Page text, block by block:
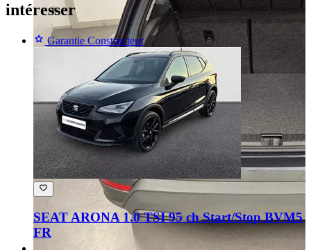
intéresser
Garantie Constructeur
SEAT ARONA 1.0 TSI 95 ch Start/Stop BVM5
FR